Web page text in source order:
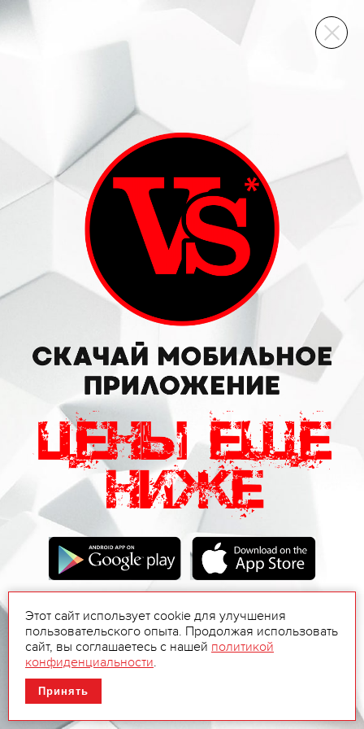
ВИННЫЙ СКЛАД
Этот сайт использует cookie для улучшения
пользовательского опыта. Продолжая использовать
сайт, вы соглашаетесь с нашей политикой
конфиденциальности.
Принять